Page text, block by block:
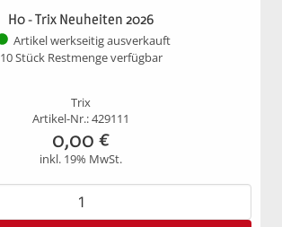
H0 - Trix Neuheiten 2026
Artikel werkseitig ausverkauft
10 Stück Restmenge verfügbar
Trix
Artikel-Nr.: 429111
0,00 €
inkl. 19% MwSt.